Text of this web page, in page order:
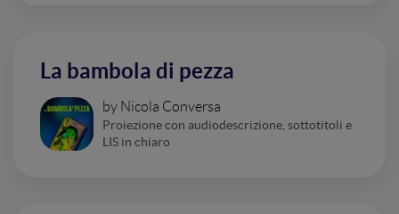
La bambola di pezza
by Nicola Conversa
Proiezione con audiodescrizione, sottotitoli e
LIS in chiaro